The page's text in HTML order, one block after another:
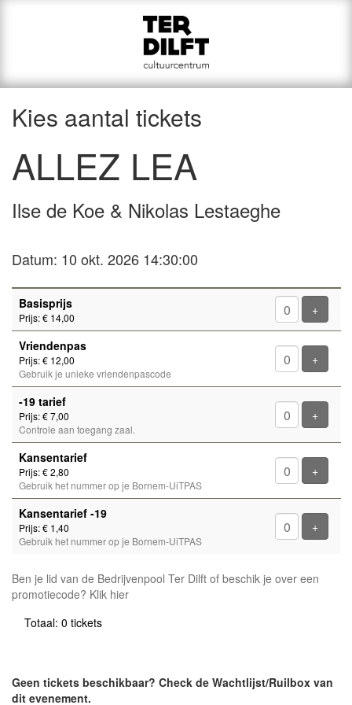
Kies aantal tickets
ALLEZ LEA
Ilse de Koe & Nikolas Lestaeghe
Datum: 10 okt. 2026 14:30:00
Aantal
Basisprijs
Prijs: € 14,00
+Voeg
Vriendenpas
Prijs: € 12,00
Gebruik je unieke vriendenpascode
+Voeg
-19 tarief
Prijs: € 7,00
Controle aan toegang zaal.
+Voeg
Kansentarief
Prijs: € 2,80
Gebruik het nummer op je Bornem-UiTPAS
+Voeg
Kansentarief -19
Prijs: € 1,40
Gebruik het nummer op je Bornem-UiTPAS
+Voeg
Ben je lid van de Bedrijvenpool Ter Dilft of beschik je over een
promotiecode? Klik hier
Totaal: 0 tickets
Geen tickets beschikbaar? Check de Wachtlijst/Ruilbox van
dit evenement.